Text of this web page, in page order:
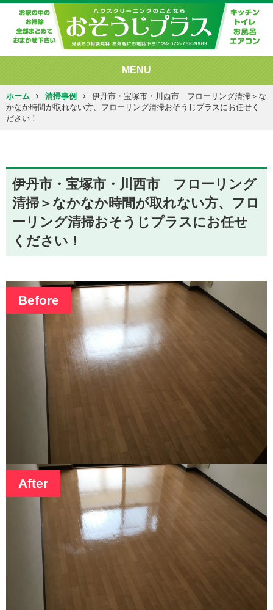
MENU
ホーム 清掃事例
伊丹市・宝塚市・川西市 フローリング清掃＞な
かなか時間が取れない方、フローリング清掃おそうじプラスにお任せく
ださい！
伊丹市・宝塚市・川西市 フローリング
清掃＞なかなか時間が取れない方、フロ
ーリング清掃おそうじプラスにお任せ
ください！
Before
After